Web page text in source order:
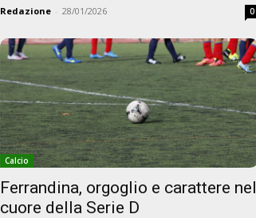
Redazione - 28/01/2026 0
Calcio
Ferrandina, orgoglio e carattere nel
cuore della Serie D